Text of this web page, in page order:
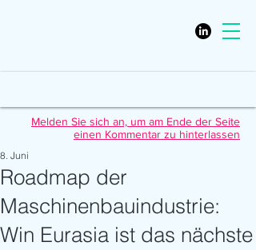
Melden Sie sich an, um am Ende der Seite
einen Kommentar zu hinterlassen
Roadmap der
Maschinenbauindustrie:
Win Eurasia ist das nächste
8. Juni